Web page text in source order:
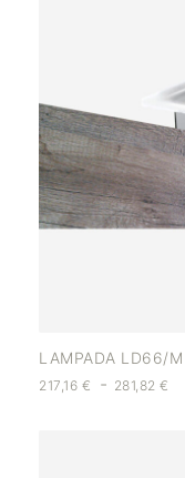
LAMPADA LD66/M
217,16 € - 281,82€